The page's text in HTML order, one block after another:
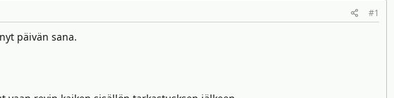
#1
päivän sana.